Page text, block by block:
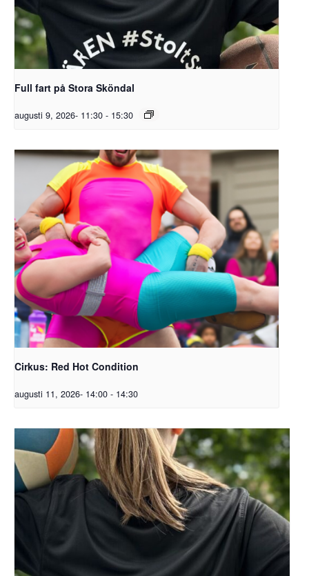
Full fart på Stora Sköndal
augusti 9, 2026- 11:30 - 15:30
Cirkus: Red Hot Condition
augusti 11, 2026- 14:00 - 14:30